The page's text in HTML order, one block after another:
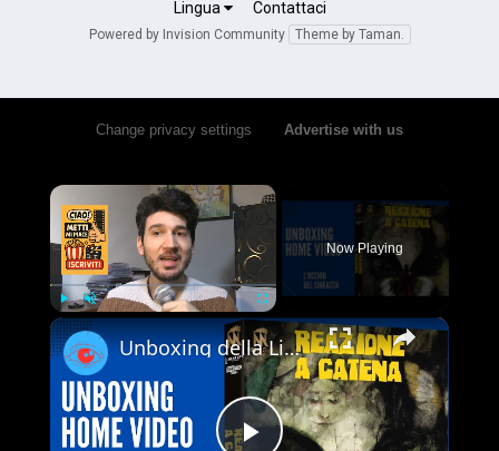
Lingua Contattaci
Powered by Invision Community Theme by Taman.
Change privacy settings Advertise with us
×
Play Unmute Fullscreen
Now Playing
×
Unboxing della Limited Edition 4K UHD + Blu-ray di Reazione a Catena - Vale la pena acquistarla?